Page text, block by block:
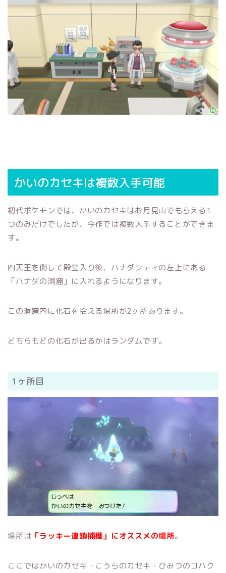
かいのカセキは複数入手可能
初代ポケモンでは、かいのカセキはお月見山でもらえる1
つのみだけでしたが、今作では複数入手することができま
す。
四天王を倒して殿堂入り後、ハナダシティの左上にある
「ハナダの洞窟」に入れるようになります。
この洞窟内に化石を拾える場所が2ヶ所あります。
どちらもどの化石が出るかはランダムです。
1ヶ所目
場所は 「ラッキー連鎖捕獲」にオススメの場所。
ここではかいのカセキ・こうらのカセキ・ひみつのコハク